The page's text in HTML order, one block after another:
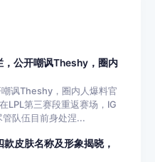
，公开嘲讽Theshy，圈内
讽Theshy，圈内人爆料官
LPL第三赛段重返赛场，IG
队伍目前身处涅...
皮肤名称及形象揭晓，